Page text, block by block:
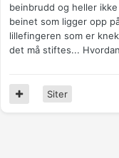
beinbrudd og heller
beinet som ligger opp
lillefingeren som er
det må stiftes...
Siter